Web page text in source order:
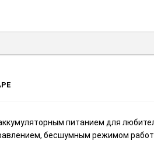
питанием для
бесшумным режимом